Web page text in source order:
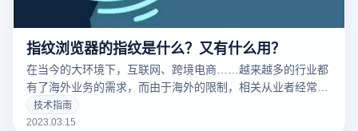
指纹浏览器的指纹是什么？又有什么用？
在当今的大环境下，互联网、跨境电商……越来越多的行业都
有了海外业务的需求，而由于海外的限制，相关从业者经常要
针对不同的工作内容用到不同的IP，这时候便要用到指纹浏览
器。要清楚的了解什么是指纹浏览器之前，我们需要知道什么
技术指南
2023.03.15